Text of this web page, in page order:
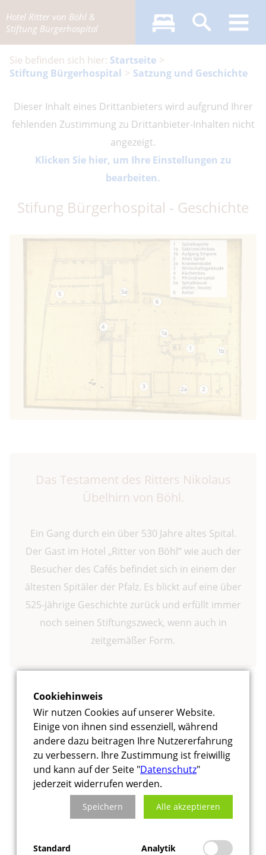
Hotel Ritter von Böhl &
Stiftung Bürgerhospital
Startseite
Stiftung Bürgerhospital
Satzung und Geschichte
Dieser Inhalt eines Drittanbieters wird aufgrund Ihrer
fehlenden Zustimmung zu Drittanbieter-Inhalten nicht
angezeigt.
Klicken Sie hier, um Ihre Einstellungen zu
bearbeiten.
Stifung Bürgerhospital - Geschichte
Das Testament des Ritters Nikolaus
Übelhirn von Böhl.
Ein Gang durch ein über 530 Jahre altes Spital.
Der Gast im Hotel „Ritter von Böhl“ wie auch der
Besucher des Cafés befindet sich in einem der
ältesten Spitäler der Pfalz. Es blickt auf eine über
525-jährige Geschichte zurück und erfüllt immer
noch seinen Stiftungszweck, wenn auch in
zeitgemäßer Form.
Ritter von Böhl - die Stiftungsbroschüre
Cookiehinweis
Wir nutzen Cookies auf unserer Website.
Einige von ihnen sind essenziell, während
andere dazu beitragen Ihre Nutzererfahrung
zu verbessern. Ihre Zustimmung ist freiwillig
und kann auf der Seite "Datenschutz"
jederzeit widerrufen werden.
Speichern Alle akzeptieren
Standard Analytik